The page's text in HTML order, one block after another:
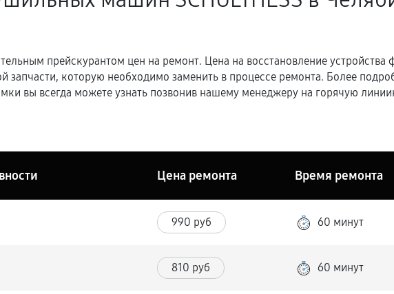
прейскурантом цен на ремонт. Цена на восстановление устройства
запчасти, которую необходимо заменить в процессе ремонта. Более
вы всегда можете узнать позвонив нашему менеджеру на горячую
Цена ремонта Время ремонта
990 руб 60 минут
810 руб 60 минут